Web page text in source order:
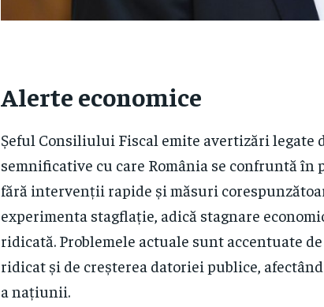
Alerte economice
Șeful Consiliului Fiscal emite avertizări legate
semnificative cu care România se confruntă în
fără intervenții rapide și măsuri
experimenta stagflație, adică stagnare
ridicată. Problemele actuale sunt accentuate
ridicat și de creșterea datoriei publice,
a națiunii.